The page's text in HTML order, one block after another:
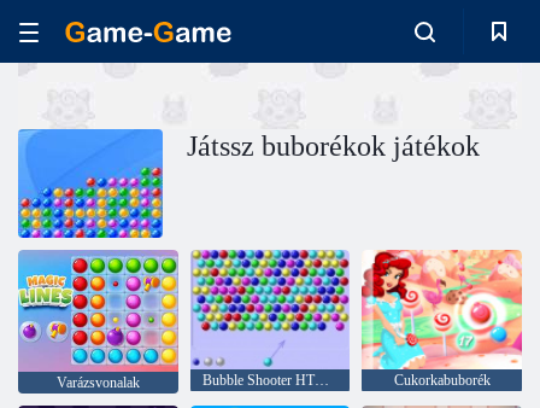
Játssz buborékok játékok
Varázsvonalak Bubble Shooter HTML5 Cukorkabuborék